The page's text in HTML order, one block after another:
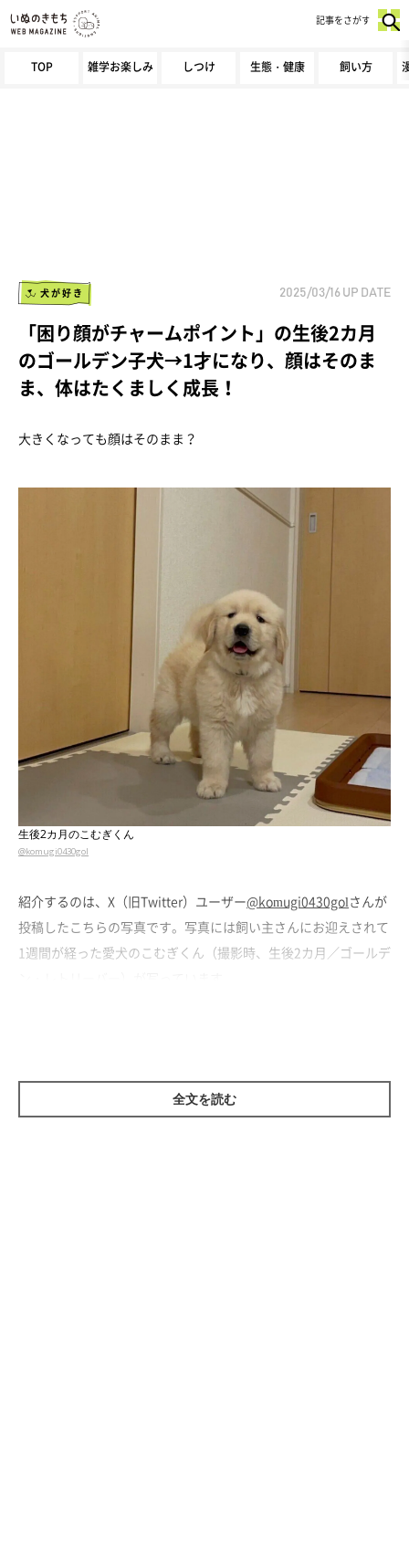
TOP 雑学お楽しみ しつけ 生態・健康 飼い方
記事をさがす
犬が好き 2025/03/16 UP DATE
「困り顔がチャームポイント」の生後2カ月
のゴールデン子犬→1才になり、顔はそのま
ま、体はたくましく成長！
大きくなっても顔はそのまま？
生後2カ月のこむぎくん
@komugi0430gol
紹介するのは、X（旧Twitter）ユーザー@komugi0430golさんが
投稿したこちらの写真です。写真には飼い主さんにお迎えされて
1週間が経った愛犬のこむぎくん（撮影時、生後2カ月／ゴールデ
この頃から約1年半が経過したこむぎくんはどのように成長した
全文を読む